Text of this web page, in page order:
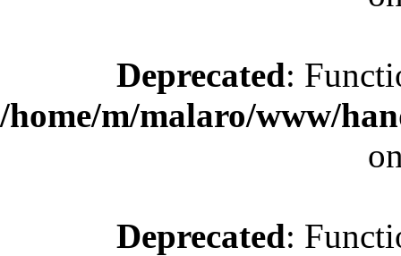
Deprecated:
/home/m/malaro/www/
Deprecated: